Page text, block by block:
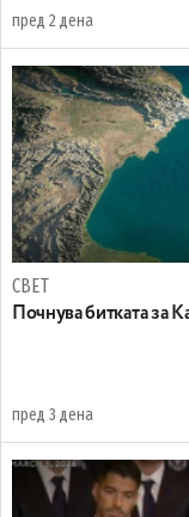
пред 2 дена
СВЕТ
Почнува битката за
пред 3 дена